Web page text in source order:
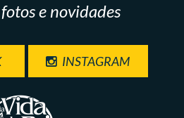
e novidades
INSTAGRAM